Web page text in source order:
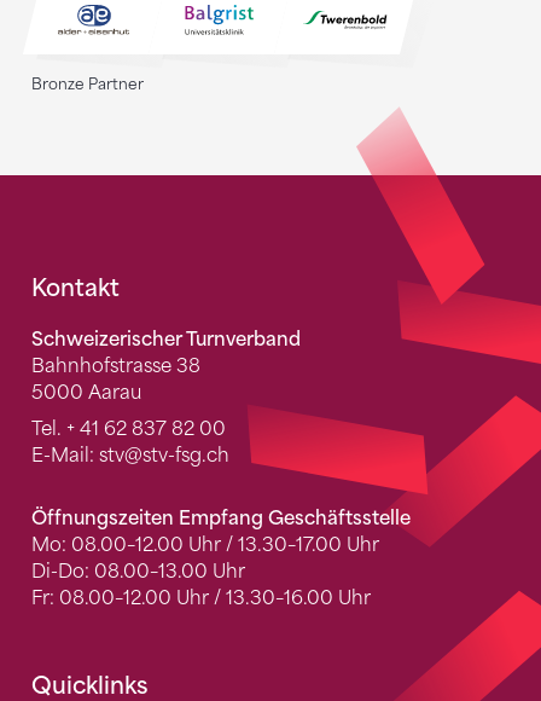
Bronze Partner
Fusszeile
Kontakt
Schweizerischer Turnverband
Bahnhofstrasse 38
5000 Aarau
Tel. + 41 62 837 82 00
E-Mail: stv@stv-fsg.ch
Öffnungszeiten Empfang Geschäftsstelle
Mo: 08.00–12.00 Uhr / 13.30–17.00 Uhr
Di-Do: 08.00–13.00 Uhr
Fr: 08.00–12.00 Uhr / 13.30–16.00 Uhr
Quicklinks